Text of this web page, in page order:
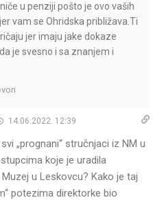
u penziji pošto je ovo vaših
vam se Ohridska približava.Ti
jer imaju jake dokaze
je svesno i sa znanjem i
14.06.2022. 12:39
„prognani“ stručnjaci iz NM u
koje je uradila
u Leskovcu? Kako je taj
potezima direktorke bio